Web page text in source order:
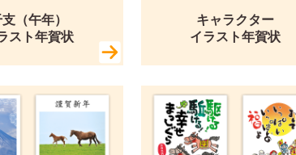
（午年）
スト年賀状
キャラクター
イラスト年賀状